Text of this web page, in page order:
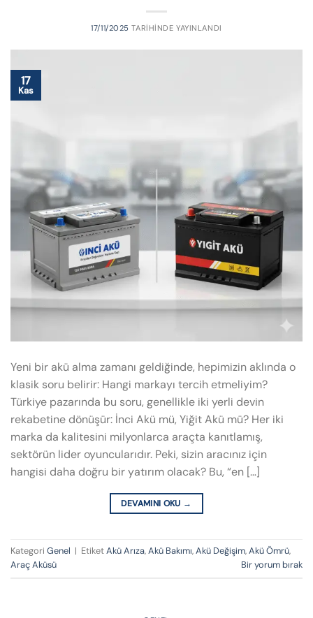
17/11/2025 TARIHINDE YAYINLANDI
17
Kas
Yeni bir akü alma zamanı geldiğinde, hepimizin aklında o
klasik soru belirir: Hangi markayı tercih etmeliyim?
Türkiye pazarında bu soru, genellikle iki yerli devin
rekabetine dönüşür: İnci Akü mü, Yiğit Akü mü? Her iki
marka da kalitesini milyonlarca araçta kanıtlamış,
sektörün lider oyuncularıdır. Peki, sizin aracınız için
hangisi daha doğru bir yatırım olacak? Bu, “en […]
DEVAMINI OKU →
Kategori Genel | EtiketAkü Arıza,Akü Bakımı,Akü Değişim,Akü Ömrü,
Araç Aküsü
Bir yorum bırak